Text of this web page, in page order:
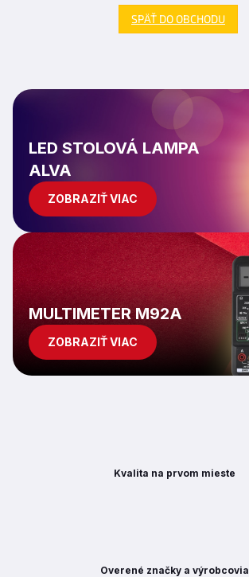
SPÄŤ DO OBCHODU
LED STOLOVÁ LAMPA
ALVA
ZOBRAZIŤ VIAC
MULTIMETER M92A
ZOBRAZIŤ VIAC
Kvalita na prvom mieste
Overené značky a výrobcovia